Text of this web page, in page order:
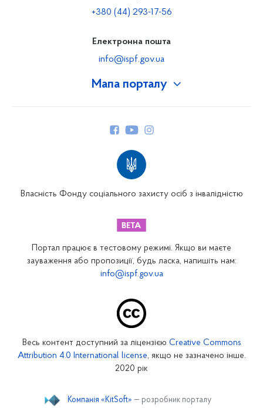
Мапа порталу
Закарпатське відділення
Запорізьке відділення
Кіровоградське відділення
Миколаївське відділення
+380 (44) 293-17-56
Електронна пошта
info@ispf.gov.ua
Власність Фонду соціального захисту осіб з інвалідністю
Портал працює в тестовому режимі. Якщо ви маєте
зауваження або пропозиції, будь ласка, напишіть нам:
info@ispf.gov.ua
Весь контент доступний за ліцензією Creative Commons
Attribution 4.0 International license, якщо не зазначено інше.
2020 рік
Компанія «KitSoft» — розробник порталу